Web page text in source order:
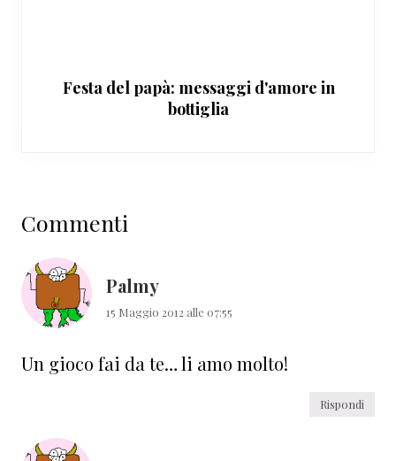
Festa del papà: messaggi d'amore in
bottiglia
del
lettore
Commenti
Palmy
15 Maggio 2012 alle 07:55
Un gioco fai da te… li amo molto!
Rispondi